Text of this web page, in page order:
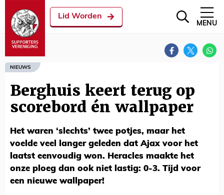
Lid Worden
MENU
NIEUWS
Berghuis keert terug op
scorebord én wallpaper
Het waren ‘slechts’ twee potjes, maar het
voelde veel langer geleden dat Ajax voor het
laatst eenvoudig won. Heracles maakte het
onze ploeg dan ook niet lastig: 0-3. Tijd voor
een nieuwe wallpaper!